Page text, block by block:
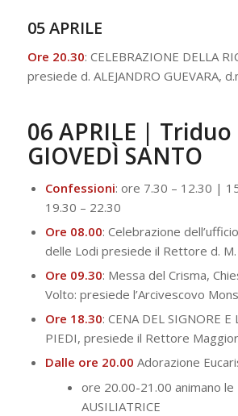
05 APRILE
Ore 20.30: CELEBRAZIONE DELLA
presiede d. ALEJANDRO GUEVARA,
06 APRILE |
GIOVEDÌ SANTO
Confessioni: ore 7.30 – 12.30 |
19.30 – 22.30
Ore 08.00: Celebrazione
delle Lodi presiede il Rettore d. M.
Ore 09.30: Messa del Crisma,
Volto: presiede l’Arcivescovo
Ore 18.30: CENA DEL SIGNORE E
PIEDI, presiede il Rettore
Dalle ore 20.00 Adorazione
ore 20.00-21.00 animano le
AUSILIATRICE